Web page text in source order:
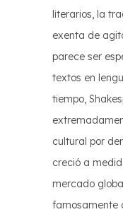
literarios, la
exenta de
parece ser
textos en
tiempo,
cultural por
creció a
mercado
famosamente